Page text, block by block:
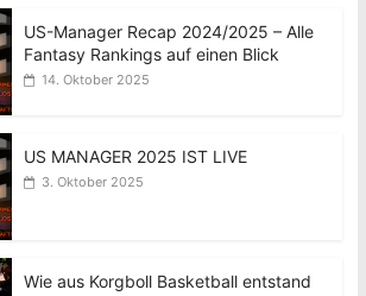
US-Manager Recap 2024/2025 – Alle
Fantasy Rankings auf einen Blick
14. Oktober 2025
US MANAGER 2025 IST LIVE
3. Oktober 2025
Wie aus Korgboll Basketball entstand